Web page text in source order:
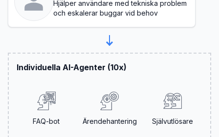
Hjälper användare med tekniska problem
och eskalerar buggar vid behov
Individuella AI-Agenter (10x)
FAQ-bot Ärendehantering Självutlösare